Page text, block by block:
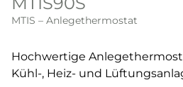
MTIS – Anlegethermostat
Hochwertige
Kühl-, Heiz- und